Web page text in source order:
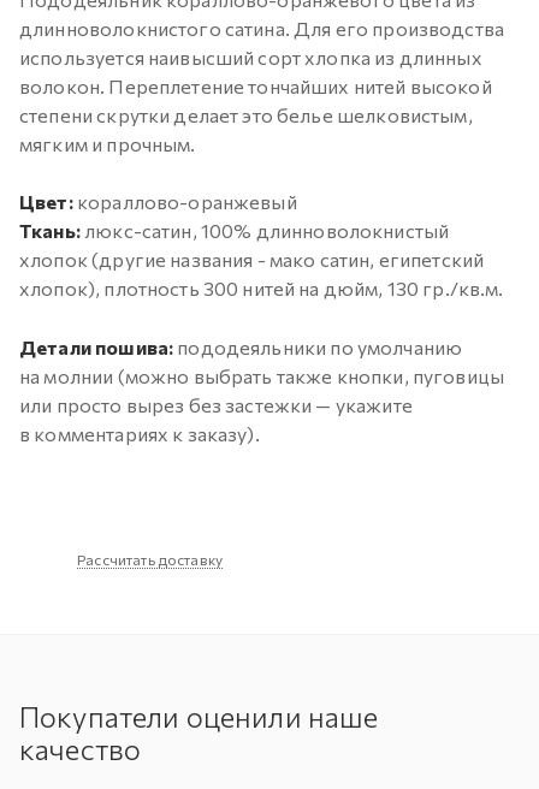
длинноволокнистого сатина. Для его производства
используется наивысший сорт хлопка из длинных
волокон. Переплетение тончайших нитей высокой
степени скрутки делает это белье шелковистым,
мягким и прочным.
Цвет:кораллово-оранжевый
Ткань:люкс-сатин, 100% длинноволокнистый
хлопок (другие названия - мако сатин, египетский
хлопок), плотность 300 нитей на дюйм, 130 гр./кв.м.
Детали пошива: пододеяльники по умолчанию
на молнии (можно выбрать также кнопки, пуговицы
или просто вырез без застежки — укажите
в комментариях к заказу).
Рассчитать доставку
Покупатели оценили наше
качество